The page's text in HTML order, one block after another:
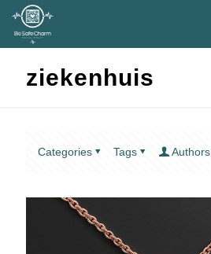
ziekenhuis
Categories Tags Authors